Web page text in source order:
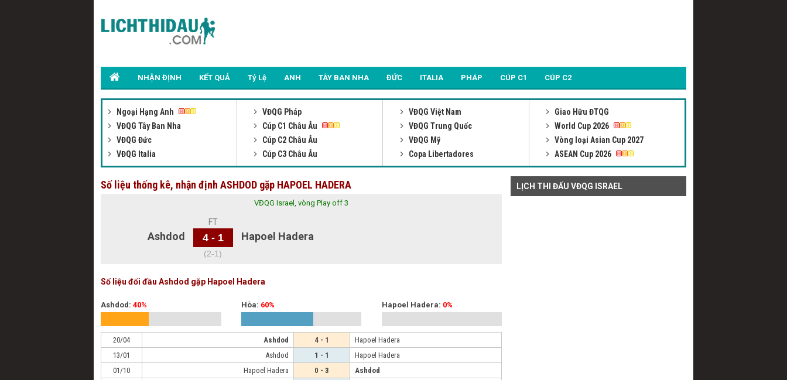
NHẬN ĐỊNH KẾT QUẢ Tỷ Lệ ANH TÂY BAN NHA ĐỨC ITALIA PHÁP CÚP C1 CÚP C2
Ngoại Hạng Anh
VĐQG Tây Ban Nha
VĐQG Đức
VĐQG Italia
VĐQG Pháp
Cúp C1 Châu Âu
Cúp C2 Châu Âu
Cúp C3 Châu Âu
VĐQG Việt Nam
VĐQG Trung Quốc
VĐQG Mỹ
Copa Libertadores
Giao Hữu ĐTQG
World Cup 2026
Vòng loại Asian Cup 2027
ASEAN Cup 2026
Số liệu thống kê, nhận định ASHDOD gặp HAPOEL HADERA
VĐQG Israel, vòng Play off 3
Ashdod 4 - 1
Số liệu đối đầu Ashdod gặp Hapoel Hadera
Ashdod: 40% Hòa: 60% Hapoel Hadera: 0%
20/04 Ashdod 4 - 1
Hapoel Hadera
13/01
Ashdod 1 - 1
Hapoel Hadera
01/10
Hapoel Hadera 0 - 3
Ashdod
LỊCH THI ĐẤU VĐQG ISRAEL